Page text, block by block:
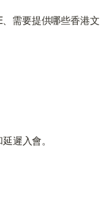
需要提供哪些香港文
遲入會。